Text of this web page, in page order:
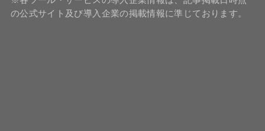
の公式サイト及び導入企業の掲載情報に準じております。